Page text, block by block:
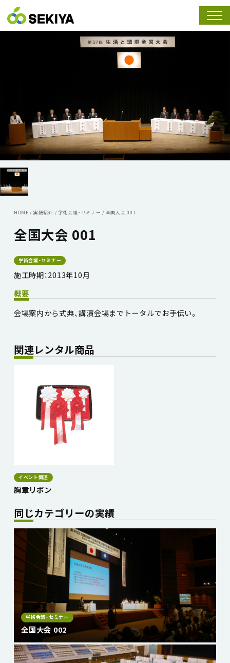
スマ
HOME / 実績紹介 /学術会議・セミナー / 全国大会 001
全国大会 001
学術会議・セミナー
施工時期：2013年10月
概要
会場案内から式典、講演会場までトータルでお手伝い。
関連レンタル商品
イベント関連
胸章リボン
同じカテゴリーの実績
学術会議・セミナー
全国大会 002